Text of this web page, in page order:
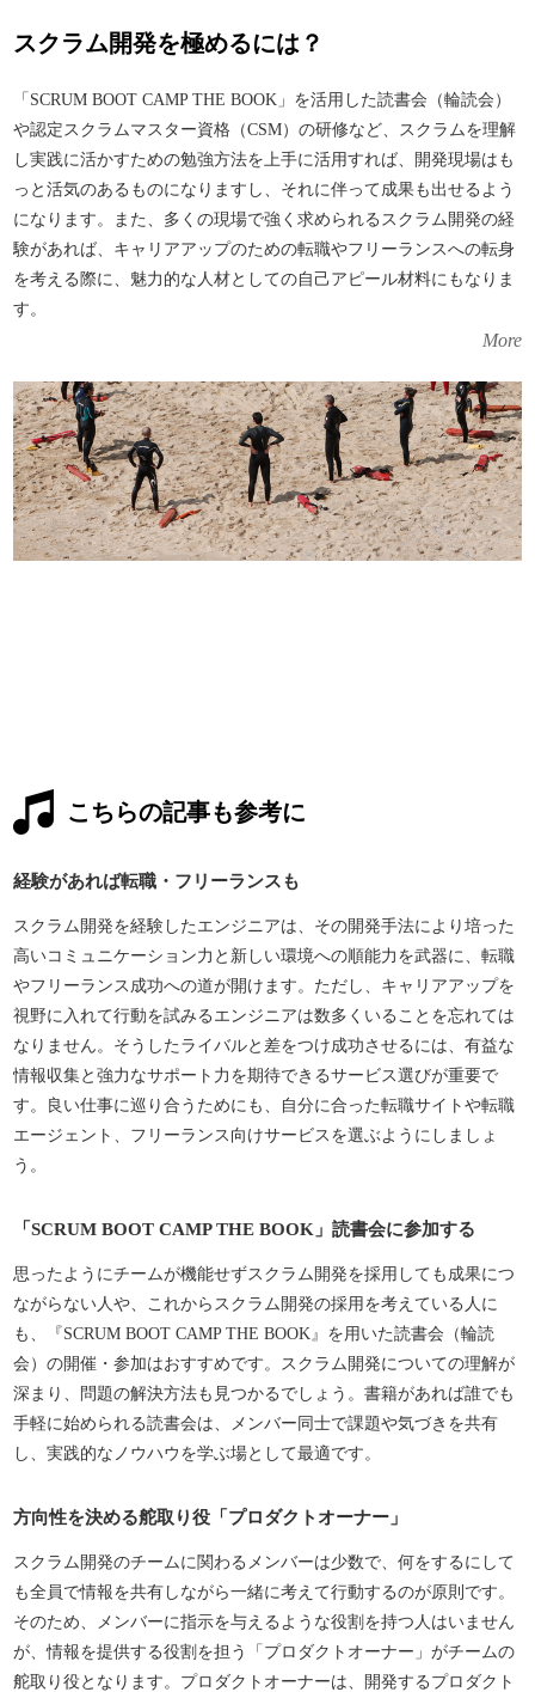
スクラム開発を極めるには？
「SCRUM BOOT CAMP THE BOOK」を活用した読書会（輪読会）
や認定スクラムマスター資格（CSM）の研修など、スクラムを理解
し実践に活かすための勉強方法を上手に活用すれば、開発現場はも
っと活気のあるものになりますし、それに伴って成果も出せるよう
になります。また、多くの現場で強く求められるスクラム開発の経
験があれば、キャリアアップのための転職やフリーランスへの転身
を考える際に、魅力的な人材としての自己アピール材料にもなりま
す。
More
こちらの記事も参考に
経験があれば転職・フリーランスも
スクラム開発を経験したエンジニアは、その開発手法により培った
高いコミュニケーション力と新しい環境への順能力を武器に、転職
やフリーランス成功への道が開けます。ただし、キャリアアップを
視野に入れて行動を試みるエンジニアは数多くいることを忘れては
なりません。そうしたライバルと差をつけ成功させるには、有益な
情報収集と強力なサポート力を期待できるサービス選びが重要で
す。良い仕事に巡り合うためにも、自分に合った転職サイトや転職
エージェント、フリーランス向けサービスを選ぶようにしましょ
う。
「SCRUM BOOT CAMP THE BOOK」読書会に参加する
思ったようにチームが機能せずスクラム開発を採用しても成果につ
ながらない人や、これからスクラム開発の採用を考えている人に
も、『SCRUM BOOT CAMP THE BOOK』を用いた読書会（輪読
会）の開催・参加はおすすめです。スクラム開発についての理解が
深まり、問題の解決方法も見つかるでしょう。書籍があれば誰でも
手軽に始められる読書会は、メンバー同士で課題や気づきを共有
し、実践的なノウハウを学ぶ場として最適です。
方向性を決める舵取り役「プロダクトオーナー」
スクラム開発のチームに関わるメンバーは少数で、何をするにして
も全員で情報を共有しながら一緒に考えて行動するのが原則です。
そのため、メンバーに指示を与えるような役割を持つ人はいません
が、情報を提供する役割を担う「プロダクトオーナー」がチームの
舵取り役となります。プロダクトオーナーは、開発するプロダクト